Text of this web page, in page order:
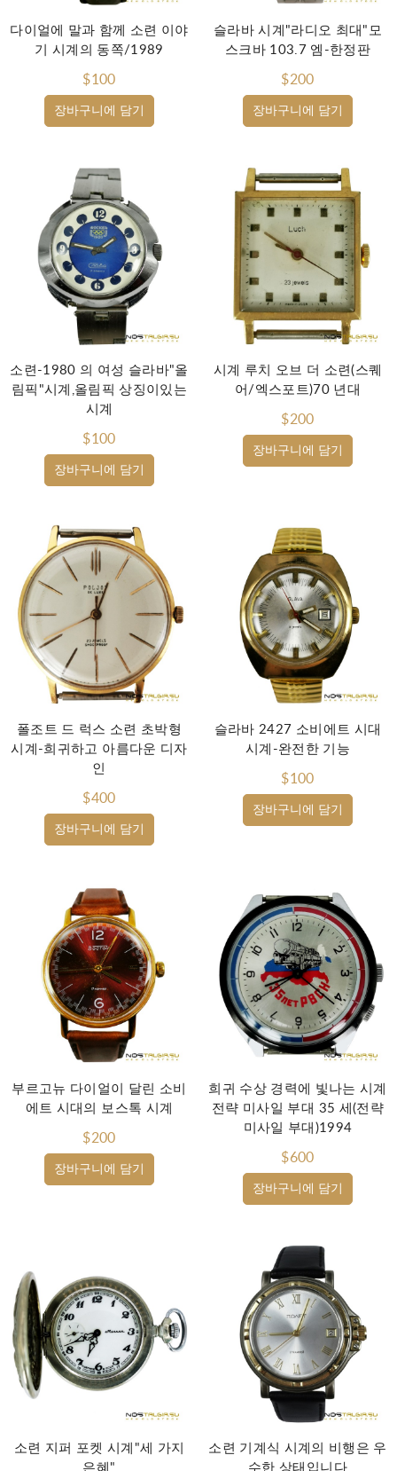
장바구니에 담기
다이얼에 말과 함께 소련 이야
기 시계의 동쪽/1989
$100
장바구니에 담기
슬라바 시계"라디오 최대"모
스크바 103.7 엠-한정판
$200
장바구니에 담기
소련-1980 의 여성 슬라바"올
림픽"시계,올림픽 상징이있는
시계
$100
장바구니에 담기
시계 루치 오브 더 소련(스퀘
어/엑스포트)70 년대
$200
장바구니에 담기
폴조트 드 럭스 소련 초박형
시계-희귀하고 아름다운 디자
인
$400
장바구니에 담기
슬라바 2427 소비에트 시대
시계-완전한 기능
$100
장바구니에 담기
부르고뉴 다이얼이 달린 소비
에트 시대의 보스톡 시계
$200
장바구니에 담기
희귀 수상 경력에 빛나는 시계
전략 미사일 부대 35 세(전략
미사일 부대)1994
$600
소련 지퍼 포켓 시계"세 가지
은혜"
소련 기계식 시계의 비행은 우
수한 상태입니다